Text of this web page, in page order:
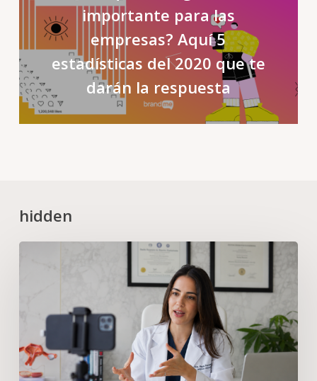
importante para las
empresas? Aquí 5
estadísticas del 2020 que te
darán la respuesta
hidden